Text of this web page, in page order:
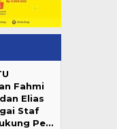
Fahmi
Elias
Staf
Pe…